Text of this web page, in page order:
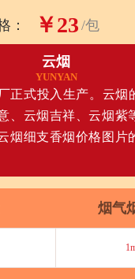
： ￥23 /包
云烟
YUNYAN
正式投入生产。云
、云烟吉祥、云烟
烟细支香烟价格图
烟气